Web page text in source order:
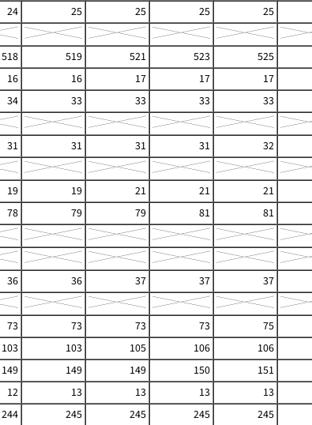
24 25 25 25
25
518 519 521 523
525
16 16 17 17
17
34 33 33 33
33
31 31 31 31
32
19 19 21 21
21
78 79 79 81
81
36 36 37 37
37
73 73 73 73
75
103 103 105 106
106
149 149 149 150
151
12 13 13 13
13
244 245 245 245
245